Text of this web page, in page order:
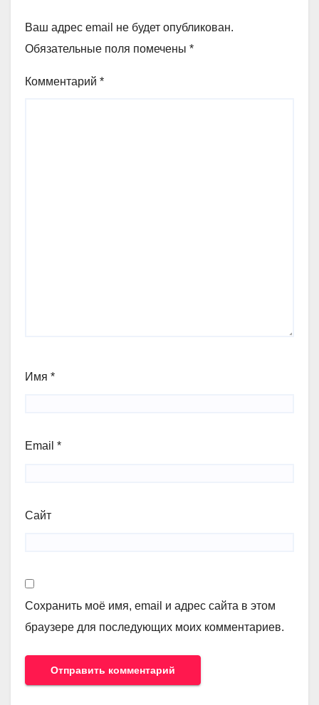
Ваш адрес email не будет опубликован.
Обязательные поля помечены *
Комментарий *
Имя *
Email *
Сайт
Сохранить моё имя, email и адрес сайта в этом
браузере для последующих моих комментариев.